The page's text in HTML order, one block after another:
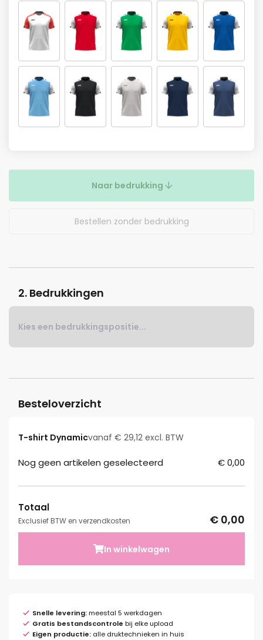
Naar bedrukking
Bestellen zonder bedrukking
2. Bedrukkingen
Kies een bedrukkingspositie...
Besteloverzicht
T-shirt Dynamicvanaf € 29,12 excl. BTW
Nog geen artikelen geselecteerd € 0,00
Totaal
Exclusief BTW en verzendkosten € 0,00
In winkelwagen
Snelle levering:meestal 5 werkdagen
Gratis bestandscontrole bij elke upload
Eigen productie: alle druktechnieken in huis